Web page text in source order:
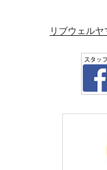
リブウェル